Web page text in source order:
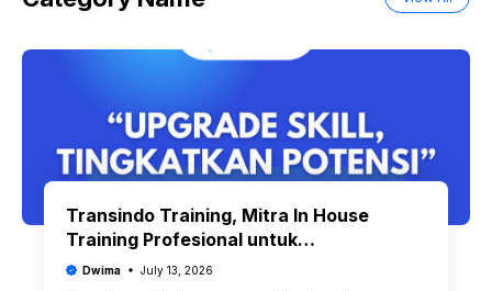
Transindo Training, Mitra In House
Training Profesional untuk
Pengembangan SDM
Dwima July 13, 2026